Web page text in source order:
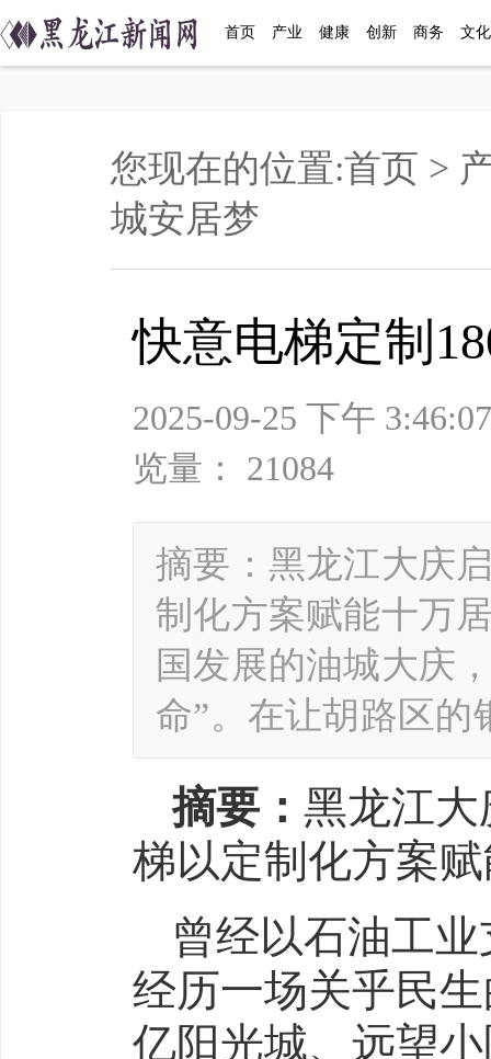
首页 产业 健康 创新 商务 文化
您现在的位置:首页 >
城安居梦
快意电梯定制
2025-09-25 下午
览量： 21084
摘要：黑龙江大庆
制化方案赋能十万
国发展的油城大庆
命”。在让胡路区
摘要： 黑龙江
梯以定制化方案
曾经以石油工
经历一场关乎民
亿阳光城、远望